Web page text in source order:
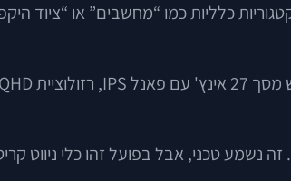
כלליות כמו “מחשבים” או “ציוד
זה נשמע טכני, אבל בפועל זהו כלי